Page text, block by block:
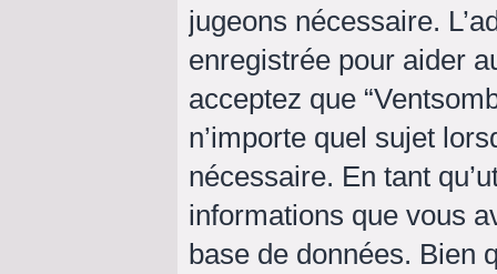
jugeons nécessaire.
enregistrée pour aider
acceptez que
n’importe quel sujet
nécessaire. En tant
informations que vous
base de données. Bien